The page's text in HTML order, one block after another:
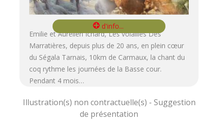
Emilie et Aurélien Ichard, Les volailles Des
Marratières, depuis plus de 20 ans, en plein cœur
du Ségala Tarnais, 10km de Carmaux, la chant du
coq rythme les journées de la Basse cour.
Pendant 4 mois…